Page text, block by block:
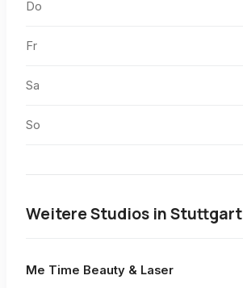
Do
Fr
Sa
So
Weitere Studios inStuttgart
Me Time Beauty & Laser